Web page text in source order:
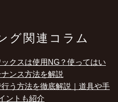
グ関連コラム
クスは使用NG？使ってはい
ンス方法を解説
う方法を徹底解説｜道具や手
ントも紹介